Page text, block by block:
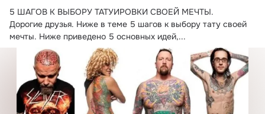
5 ШАГОВ К ВЫБОРУ ТАТУИРОВКИ СВОЕЙ МЕЧТЫ.
Дорогие друзья. Ниже в теме 5 шагов к выбору тату своей
мечты. Ниже приведено 5 основных идей,...